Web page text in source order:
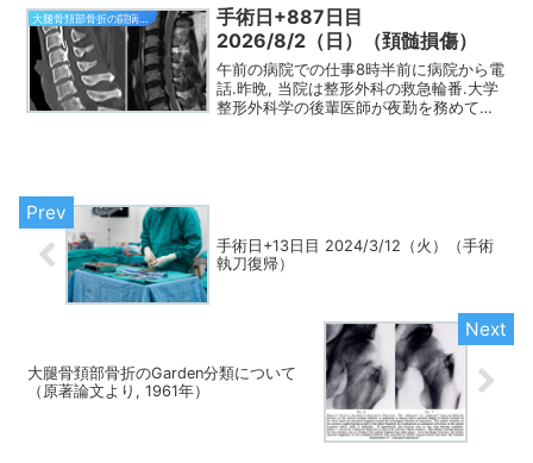
昨日と同じくらいでした.夜間時々酸素飽
和度が低...
手術日+887日目
2026/8/2（日）（頚髄損傷）
午前の病院での仕事8時半前に病院から電
話.昨晩, 当院は整形外科の救急輪番.大学
整形外科学の後輩医師が夜勤を務めてく
手術日+13日目 2024/3/12（火）（手術
執刀復帰）
大腿骨頚部骨折のGarden分類について
（原著論文より, 1961年）